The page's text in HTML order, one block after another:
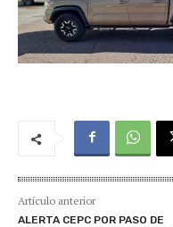
Artículo anterior
ALERTA CEPC POR PASO DE